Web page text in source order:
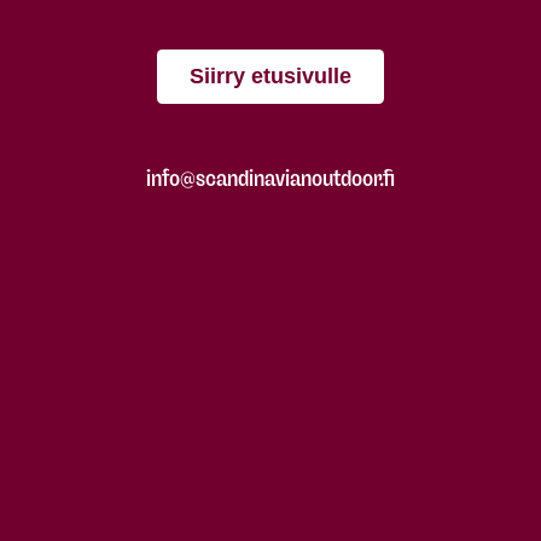
Siirry etusivulle
info@scandinavianoutdoor.fi